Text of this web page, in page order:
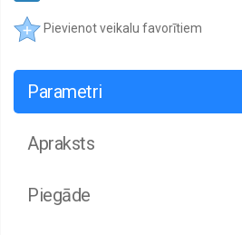
Remontdaļas
sliekšņi
durvis
Dzinēju
Bremžu
Spoguļi,
korpusi,
Pievienot veikalu favorītiem
Parametri
Apraksts
Piegāde